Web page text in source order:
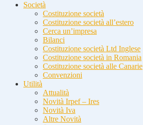
Società
Costituzione società
Costituzione società all’estero
Cerca un’impresa
Bilanci
Costituzione società Ltd Inglese
Costituzione società in Romania
Costituzione società alle Canarie
Convenzioni
Utilità
Attualità
Novità Irpef – Ires
Novità Iva
Altre Novità